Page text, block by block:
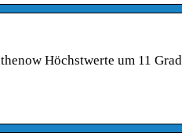
Höchstwerte um 11 Grad